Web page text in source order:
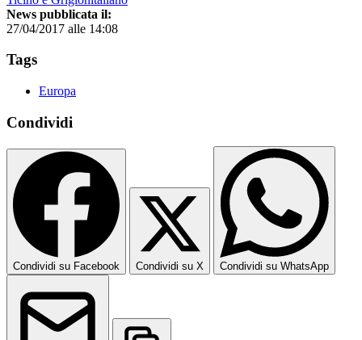
News pubblicata il:
27/04/2017 alle 14:08
Tags
Europa
Condividi
Condividi su Facebook Condividi su X Condividi su WhatsApp